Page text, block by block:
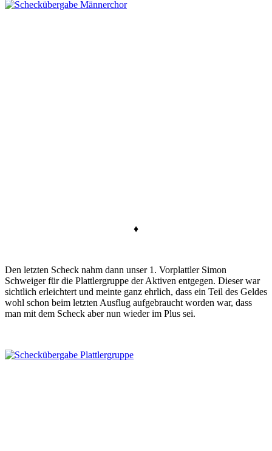
♦
Den letzten Scheck nahm dann unser 1. Vorplattler Simon
Schweiger für die Plattlergruppe der Aktiven entgegen. Dieser war
sichtlich erleichtert und meinte ganz ehrlich, dass ein Teil des Geldes
wohl schon beim letzten Ausflug aufgebraucht worden war, dass
man mit dem Scheck aber nun wieder im Plus sei.